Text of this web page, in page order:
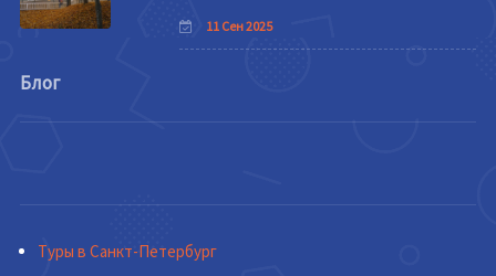
11 Сен 2025
Блог
Туры в Санкт-Петербург